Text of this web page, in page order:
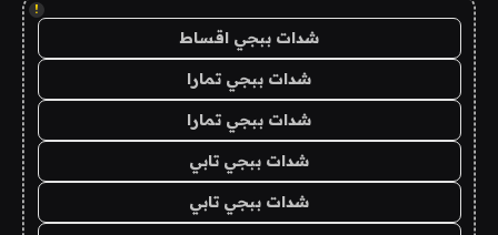
!
شدات ببجي اقساط
شدات ببجي تمارا
شدات ببجي تمارا
شدات ببجي تابي
شدات ببجي تابي